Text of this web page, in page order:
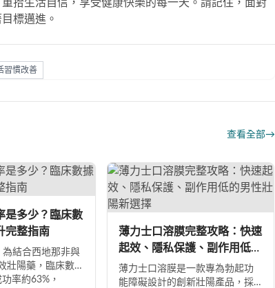
拾生活自信，享受健康快樂的每一天。請記住，面對
標邁進。
習慣改善
查看全部→
是多少？臨床數
完整指南
為結合西地那非與
壯陽藥，臨床數
率約63%，
薄力士口溶膜完整攻略：快速
起效、隱私保護、副作用低的
男性壯陽新選擇
薄力士口溶膜是一款專為勃起功
能障礙設計的創新壯陽產品，採